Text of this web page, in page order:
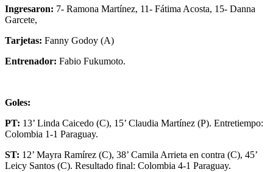
Ingresaron: 7- Ramona Martínez, 11- Fátima Acosta, 15- Danna
Garcete,
Tarjetas: Fanny Godoy (A)
Entrenador: Fabio Fukumoto.
Goles:
PT: 13’ Linda Caicedo (C), 15’ Claudia Martínez (P). Entretiempo:
Colombia 1-1 Paraguay.
ST: 12’ Mayra Ramírez (C), 38’ Camila Arrieta en contra (C), 45’
Leicy Santos (C). Resultado final: Colombia 4-1 Paraguay.